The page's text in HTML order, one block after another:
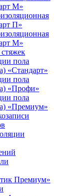
М»
П»
М»
пола
«Стандарт»
пола
«Профи»
пола
«Премиум»
Премиум»